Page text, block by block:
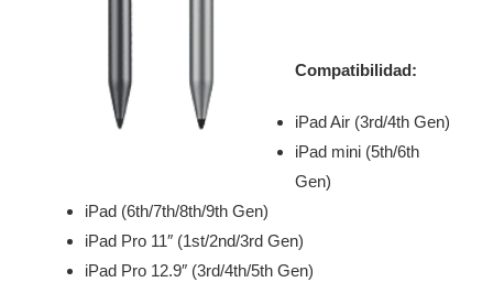
Compatibilidad:
iPad Air (3rd/4th Gen)
iPad mini (5th/6th
Gen)
iPad (6th/7th/8th/9th Gen)
iPad Pro 11″ (1st/2nd/3rd Gen)
iPad Pro 12.9″ (3rd/4th/5th Gen)